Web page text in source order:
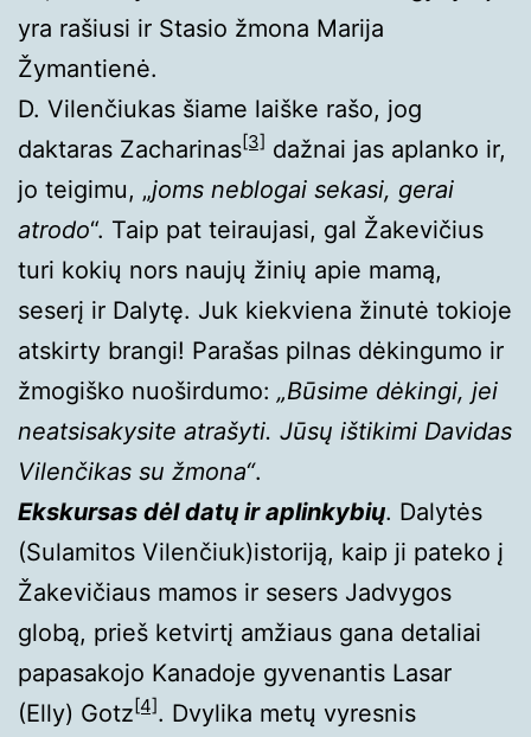
yra rašiusi ir Stasio žmona Marija
Žymantienė.
D. Vilenčiukas šiame laiške rašo, jog
daktaras Zacharinas[3] dažnai jas aplanko ir,
jo teigimu, „joms neblogai sekasi, gerai
atrodo“. Taip pat teiraujasi, gal Žakevičius
turi kokių nors naujų žinių apie mamą,
seserį ir Dalytę. Juk kiekviena žinutė tokioje
atskirty brangi! Parašas pilnas dėkingumo ir
žmogiško nuoširdumo: „Būsime dėkingi, jei
neatsisakysite atrašyti. Jūsų ištikimi Davidas
Vilenčikas su žmona“.
Ekskursas dėl datų ir aplinkybių. Dalytės
(Sulamitos Vilenčiuk)istoriją, kaip ji pateko į
Žakevičiaus mamos ir sesers Jadvygos
globą, prieš ketvirtį amžiaus gana detaliai
papasakojo Kanadoje gyvenantis Lasar
(Elly) Gotz[4]. Dvylika metų vyresnis